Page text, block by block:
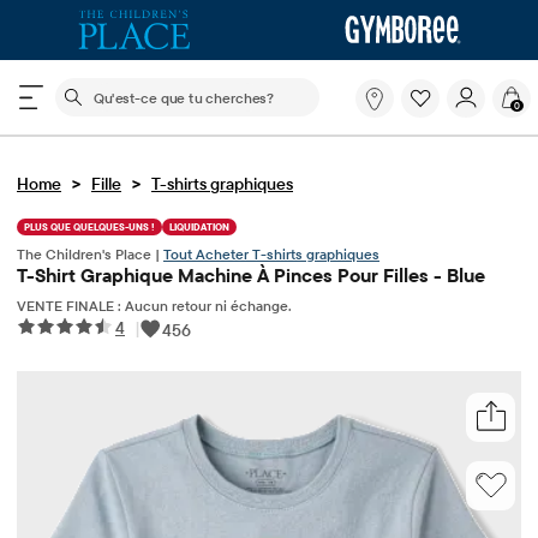
Le champ de recherche ci-dessous filtre les
Qu'est-
que
0
Home > Fille > T-shirts graphiques
PLUS QUE QUELQUES-UNS ! LIQUIDATION
The Children's Place | Tout Acheter T-shirts graphiques
T-Shirt Graphique Machine À Pinces Pour Filles - Blue
VENTE FINALE : Aucun retour ni échange.
4 | 456